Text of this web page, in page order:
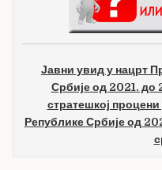
Јавни увид у нацрт
Србије од 2021. до
стратешкој
Републике Србије од